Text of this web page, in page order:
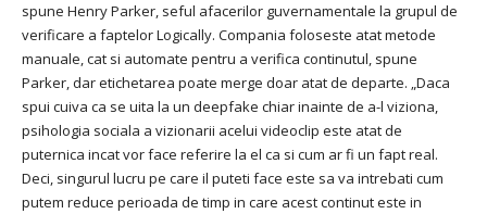
spune Henry Parker, seful afacerilor guvernamentale la grupul de
verificare a faptelor Logically. Compania foloseste atat metode
manuale, cat si automate pentru a verifica continutul, spune
Parker, dar etichetarea poate merge doar atat de departe. „Daca
spui cuiva ca se uita la un deepfake chiar inainte de a-l viziona,
psihologia sociala a vizionarii acelui videoclip este atat de
puternica incat vor face referire la el ca si cum ar fi un fapt real.
Deci, singurul lucru pe care il puteti face este sa va intrebati cum
putem reduce perioada de timp in care acest continut este in